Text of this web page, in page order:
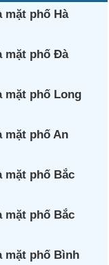
mặt phố Hà
mặt phố Đà
mặt phố Long
mặt phố An
mặt phố Bắc
mặt phố Bắc
mặt phố Bình